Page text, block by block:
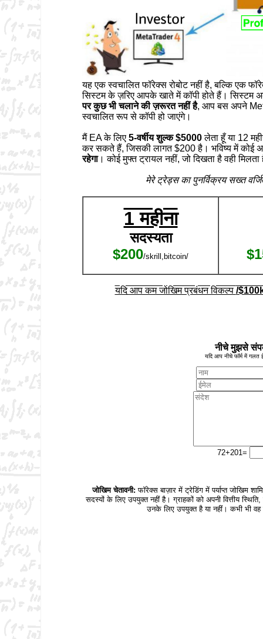
यह एक स्वचालित फॉरेक्स रोबोट नहीं है, बल्कि एक
सिस्टम के ज़रिए आपके खाते में कॉपी होते हैं। सिस्टम
पर कुछ भी चलाने की ज़रूरत नहीं है, आप बस अपने
स्वचालित रूप से कॉपी हो जाएंगे।
मैं EA के लिए 5-वर्षीय शुल्क $5000लेता हूँ या 12
कर सकते हैं, जिसकी लागत $200 है। भविष्य में कोई
रहेगा। कोई मुफ्त ट्रायल नहीं, जो दिखता है वही
मेरे ट्रेड्स का पुनर्विक्रय सख्त
1 महीना
सदस्यता
$200/skrill,bitcoin/
यदि आप कम जोखिम प्रबंधन विकल्प /
नीचे मुझसे
यदि आप नीचे फॉर्म में गलत
72+201=
जोखिम चेतावनी: फॉरेक्स बाज़ार में ट्रेडिंग में पर्याप्त जोखिम
सदस्यों के लिए उपयुक्त नहीं है। ग्राहकों को अपनी वित्तीय
उनके लिए उपयुक्त है या नहीं। कभी भी